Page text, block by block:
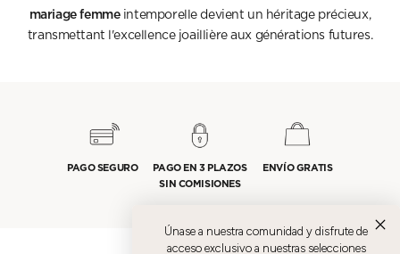
mariage femmeintemporelle devient un héritage précieux,
transmettant l'excellence joaillière aux générations futures.
PAGO SEGURO
PAGO EN 3 PLAZOS
SIN COMISIONES
ENVÍO GRATIS
Únase a nuestra comunidad y disfrute de
acceso exclusivo a nuestras selecciones